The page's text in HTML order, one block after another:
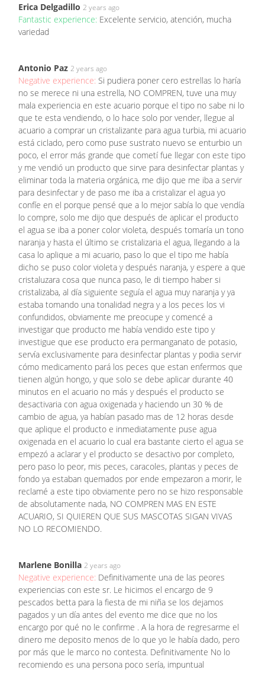
Erica Delgadillo 2 years ago
Fantastic experience: Excelente servicio, atención, mucha
variedad
Antonio Paz 2 years ago
Negative experience: Si pudiera poner cero estrellas lo haría
no se merece ni una estrella, NO COMPREN, tuve una muy
mala experiencia en este acuario porque el tipo no sabe ni lo
que te esta vendiendo, o lo hace solo por vender, llegue al
acuario a comprar un cristalizante para agua turbia, mi acuario
está ciclado, pero como puse sustrato nuevo se enturbio un
poco, el error más grande que cometí fue llegar con este tipo
y me vendió un producto que sirve para desinfectar plantas y
eliminar toda la materia orgánica, me dijo que me iba a servir
para desinfectar y de paso me iba a cristalizar el agua yo
confíe en el porque pensé que a lo mejor sabía lo que vendía
lo compre, solo me dijo que después de aplicar el producto
el agua se iba a poner color violeta, después tomaría un tono
naranja y hasta el último se cristalizaria el agua, llegando a la
casa lo aplique a mi acuario, paso lo que el tipo me había
dicho se puso color violeta y después naranja, y espere a que
cristaluzara cosa que nunca paso, le di tiempo haber si
cristalizaba, al día siguiente seguía el agua muy naranja y ya
estaba tomando una tonalidad negra y a los peces los vi
confundidos, obviamente me preocupe y comencé a
investigar que producto me había vendido este tipo y
investigue que ese producto era permanganato de potasio,
servía exclusivamente para desinfectar plantas y podia servir
cómo medicamento pará los peces que estan enfermos que
tienen algún hongo, y que solo se debe aplicar durante 40
minutos en el acuario no más y después el producto se
desactivaria con agua oxigenada y haciendo un 30 % de
cambio de agua, ya habían pasado mas de 12 horas desde
que aplique el producto e inmediatamente puse agua
oxigenada en el acuario lo cual era bastante cierto el agua se
empezó a aclarar y el producto se desactivo por completo,
pero paso lo peor, mis peces, caracoles, plantas y peces de
fondo ya estaban quemados por ende empezaron a morir, le
reclamé a este tipo obviamente pero no se hizo responsable
de absolutamente nada, NO COMPREN MAS EN ESTE
ACUARIO, SI QUIEREN QUE SUS MASCOTAS SIGAN VIVAS
NO LO RECOMIENDO.
Marlene Bonilla 2 years ago
Negative experience: Definitivamente una de las peores
experiencias con este sr. Le hicimos el encargo de 9
pescados betta para la fiesta de mi niña se los dejamos
pagados y un día antes del evento me dice que no los
encargo por qué no le confirme . A la hora de regresarme el
dinero me deposito menos de lo que yo le había dado, pero
por más que le marco no contesta. Definitivamente No lo
recomiendo es una persona poco sería, impuntual